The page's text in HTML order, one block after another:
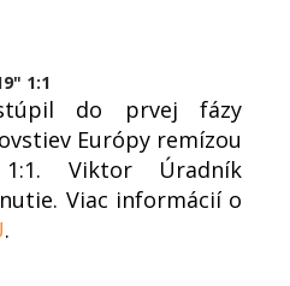
1:1
do prvej fázy
Európy remízou
Viktor Úradník
Viac informácií o
.